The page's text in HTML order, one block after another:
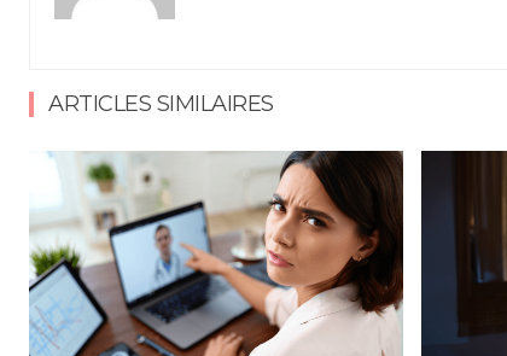
ARTICLES SIMILAIRES